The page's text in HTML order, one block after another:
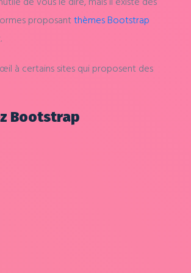
proposantthèmes Bootstrap
à certains sites qui proposent des
Bootstrap